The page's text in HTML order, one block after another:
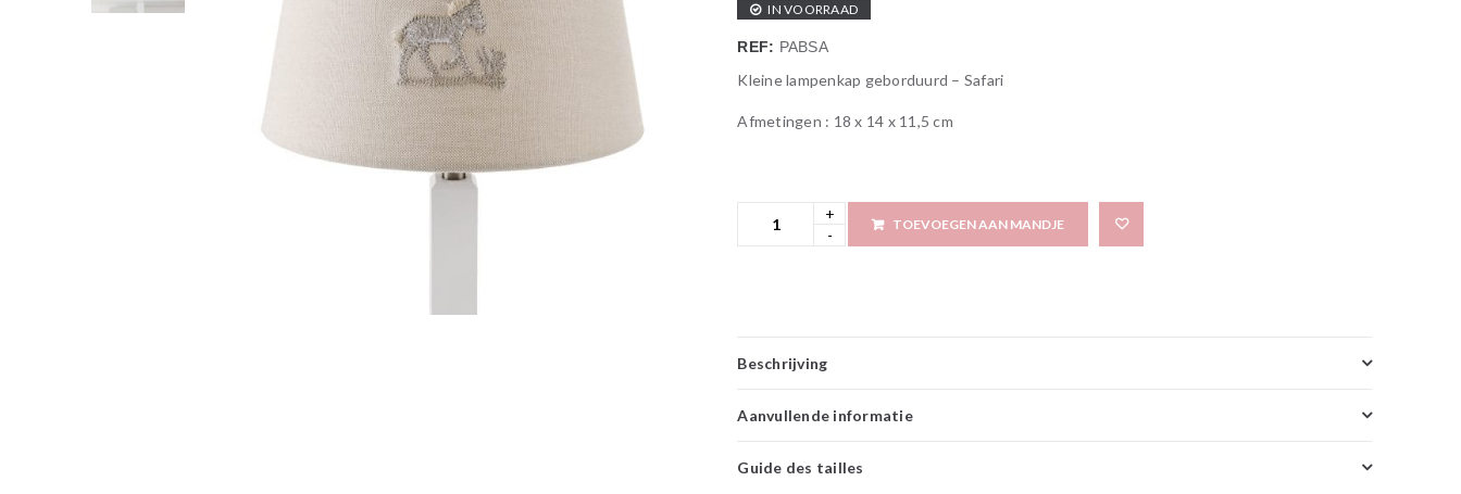
IN VOORRAAD
REF: PABSA
Kleine lampenkap geborduurd – Safari
Afmetingen : 18 x 14 x 11,5 cm
TOEVOEGEN AAN MANDJE
Beschrijving
Aanvullende informatie
Guide des tailles